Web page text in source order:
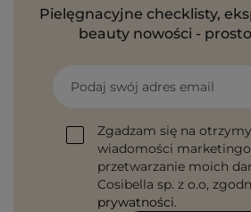
Pielęgnacyjne checklisty,
beauty nowości -
Podaj swój adres email
Zgadzam się na
wiadomości
przetwarzanie moich
Cosibella sp. z o.o,
prywatności.